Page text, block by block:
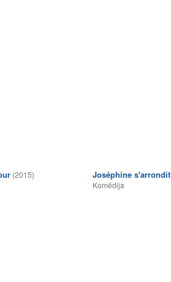
(2015) Joséphine s'arrondit
Komēdija